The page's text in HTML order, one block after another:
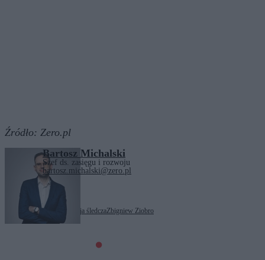
Źródło: Zero.pl
Bartosz Michalski
Szef ds. zasięgu i rozwoju
bartosz.michalski@zero.pl
afera Rywina komisja śledczaZbigniew Ziobro